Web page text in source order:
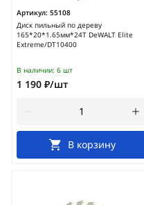
Артикул: 55108
Диск пильный по дереву
165*20*1.65мм*24Т DeWALT Elite
Extreme/DT10400
В наличии: 6 шт
1 190 ₽/шт
В корзину